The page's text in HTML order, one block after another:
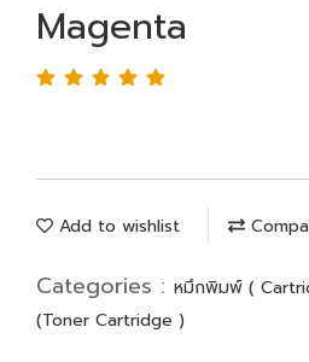
Magenta
Add to wishlist
Categories : หมึกพิมพ์ (
(Toner Cartridge )